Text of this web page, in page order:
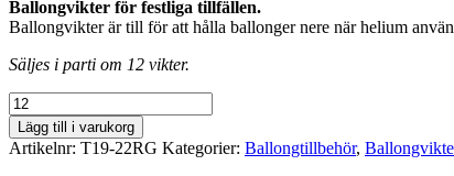
Ballongvikter för festliga tillfällen.
Ballongvikter är till för att hålla ballonger nere när helium
Säljes i parti om 12 vikter.
Ballongvikt
-
Folie
-
Lägg till i varukorg
Artikelnr: T19-22RG Kategorier: Ballong­tillbehör,